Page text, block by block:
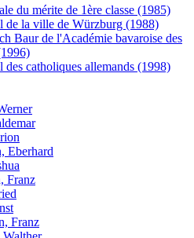
du mérite de 1ère classe (1985)
de la ville de Würzburg (1988)
Baur de l'Académie bavaroise des
des catholiques allemands (1998)
Eberhard
Franz
Franz